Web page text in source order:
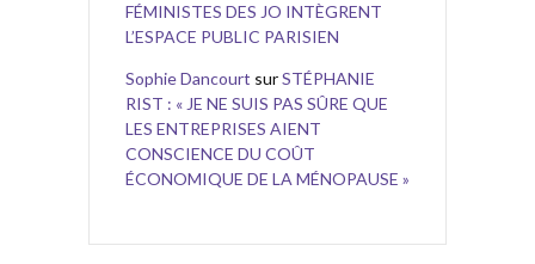
FÉMINISTES DES JO INTÈGRENT
L’ESPACE PUBLIC PARISIEN
Sophie Dancourt surSTÉPHANIE
RIST : « JE NE SUIS PAS SÛRE QUE
LES ENTREPRISES AIENT
CONSCIENCE DU COÛT
ÉCONOMIQUE DE LA MÉNOPAUSE »